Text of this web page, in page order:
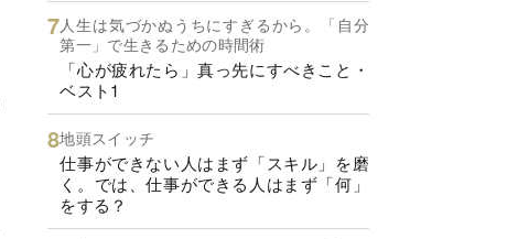
人生は気づかぬうちにすぎるから。「自分
第一」で生きるための時間術
「心が疲れたら」真っ先にすべきこと・
ベスト1
地頭スイッチ
仕事ができない人はまず「スキル」を磨
く。では、仕事ができる人はまず「何」
をする？